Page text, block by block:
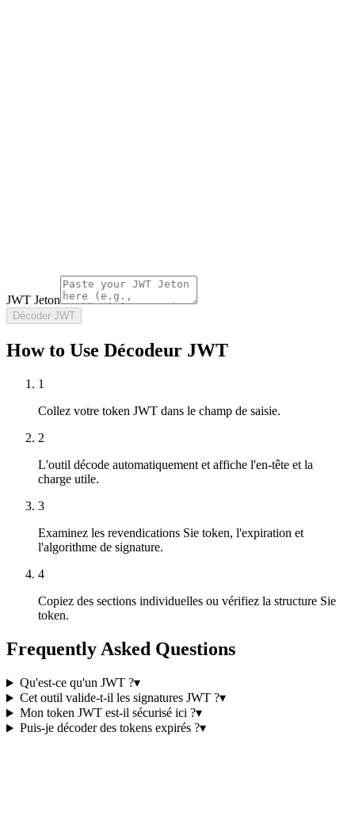
JWT Jeton
Décoder JWT
How to Use Décodeur JWT
1
Collez votre token JWT dans le champ de saisie.
2
L'outil décode automatiquement et affiche l'en-tête et la
charge utile.
3
Examinez les revendications Sie token, l'expiration et
l'algorithme de signature.
4
Copiez des sections individuelles ou vérifiez la structure Sie
token.
Frequently Asked Questions
Qu'est-ce qu'un JWT ?▾
Cet outil valide-t-il les signatures JWT ?▾
Mon token JWT est-il sécurisé ici ?▾
Puis-je décoder des tokens expirés ?▾